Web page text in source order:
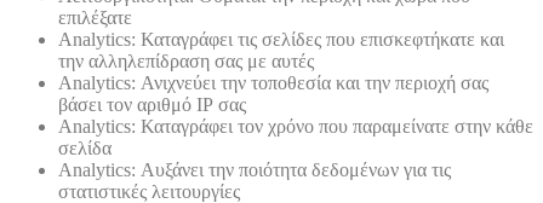
επιλέξατε
Analytics: Καταγράφει τις σελίδες που επισκεφτήκατε και
την αλληλεπίδραση σας με αυτές
Analytics: Ανιχνεύει την τοποθεσία και την περιοχή σας
βάσει τον αριθμό ΙΡ σας
Analytics: Καταγράφει τον χρόνο που παραμείνατε στην κάθε
σελίδα
Analytics: Αυξάνει την ποιότητα δεδομένων για τις
στατιστικές λειτουργίες